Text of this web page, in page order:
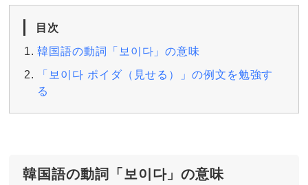
目次
韓国語の動詞「보이다」の意味
「보이다 ポイダ（見せる）」の例文を勉強す
る
韓国語の動詞「보이다」の意味